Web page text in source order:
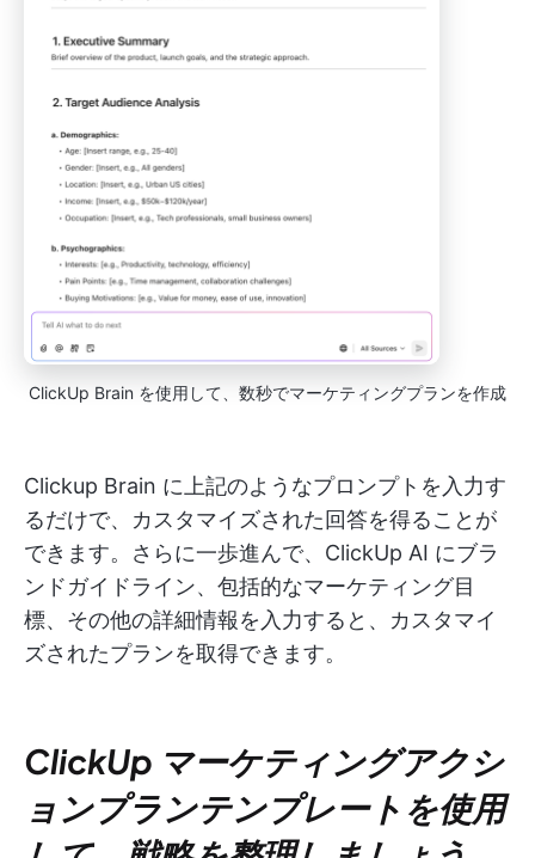
ClickUp Brain を使用して、数秒でマーケティングプランを作成
Clickup Brain に上記のようなプロンプトを入力す
るだけで、カスタマイズされた回答を得ることが
できます。さらに一歩進んで、ClickUp AI にブラ
ンドガイドライン、包括的なマーケティング目
標、その他の詳細情報を入力すると、カスタマイ
ズされたプランを取得できます。
ClickUp マーケティングアクシ
ョンプランテンプレートを使用